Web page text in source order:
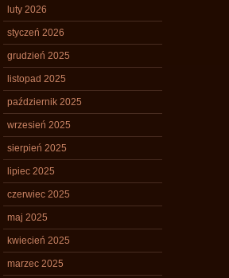
luty 2026
styczeń 2026
grudzień 2025
listopad 2025
październik 2025
wrzesień 2025
sierpień 2025
lipiec 2025
czerwiec 2025
maj 2025
kwiecień 2025
marzec 2025